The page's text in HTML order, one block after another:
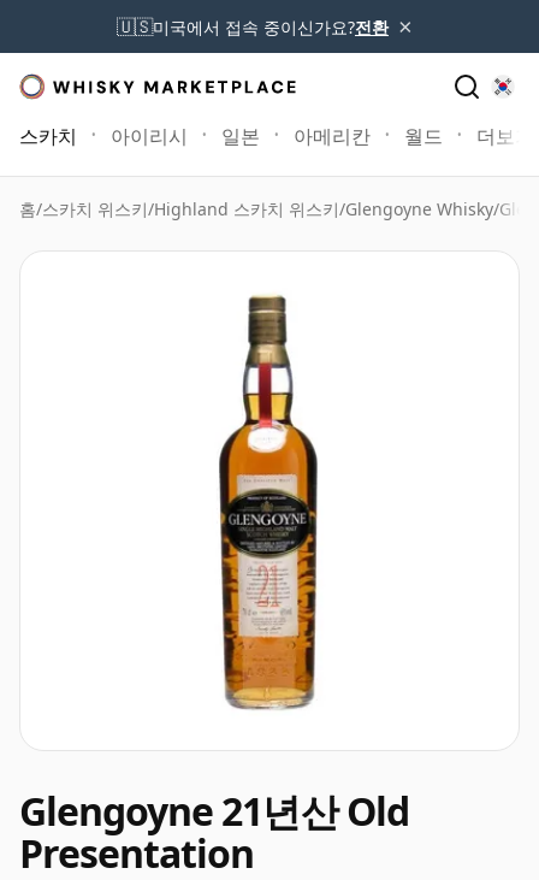
🇺🇸미국에서 접속 중이신가요?전환 ×
스카치 아이리시 일본 아메리칸 월드 더보기
홈/스카치 위스키/Highland 스카치 위스키/Glengoyne Whisky/
Glengoyne 21년산 Old
Presentation